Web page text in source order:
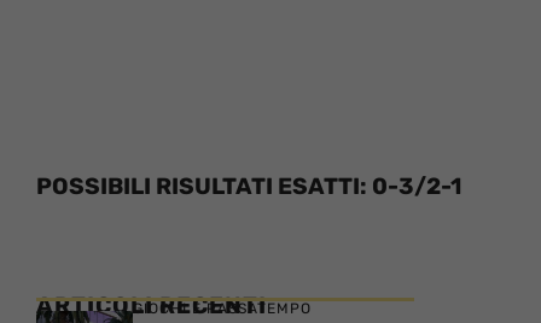
POSSIBILI RISULTATI ESATTI: 0-3/2-1
ARTICOLI RECENTI
GIOCHI E PASSATEMPO